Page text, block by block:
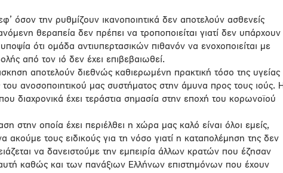
όσον την ρυθμίζουν ικανοποιητικά δεν αποτελούν ασθενείς
θεραπεία δεν πρέπει να τροποποιείται γιατί δεν υπάρχουν
ότι ομάδα αντιυπερτασικών πιθανόν να ενοχοποιείται με
από τον ιό δεν έχει επιβεβαιωθεί.
αποτελούν διεθνώς καθιερωμένη πρακτική τόσο της υγείας
του ανοσοποιητικού μας συστήματος στην άμυνα προς τους ιούς. Η
διαχρονικά έχει τεράστια σημασία στην εποχή του κορωνοϊού
στην οποία έχει περιέλθει η χώρα μας καλό είναι όλοι εμείς,
ακούμε τους ειδικούς για τη νόσο γιατί η καταπολέμηση της δεν
να δανειστούμε την εμπειρία άλλων κρατών που έζησαν
καθώς και των πανάξιων Ελλήνων επιστημόνων που έχουν